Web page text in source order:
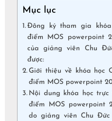
Mục lục
Đông ký tham gia
điểm MOS powerpoint
của giảng viên Chu
được:
Giới thiệu về khóa học
điểm MOS powerpoint
Nội dung khóa học trực
điểm MOS powerpoint
do giảng viên Chu